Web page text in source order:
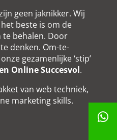
geen jaknikker. Wij
beste is om de
behalen. Door
denken. Om-te-
gezamenlijke ‘stip’
Online Succesvol.
van web techniek,
marketing skills.